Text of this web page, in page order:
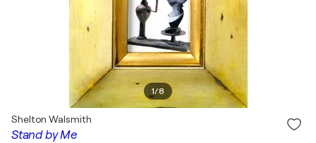
1/8
Stand by Me
Shelton Walsmith